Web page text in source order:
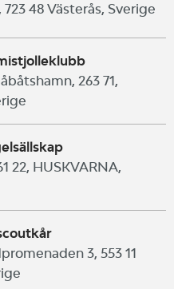
48 Västerås, Sverige
263 71,
22, HUSKVARNA,
3, 553 11